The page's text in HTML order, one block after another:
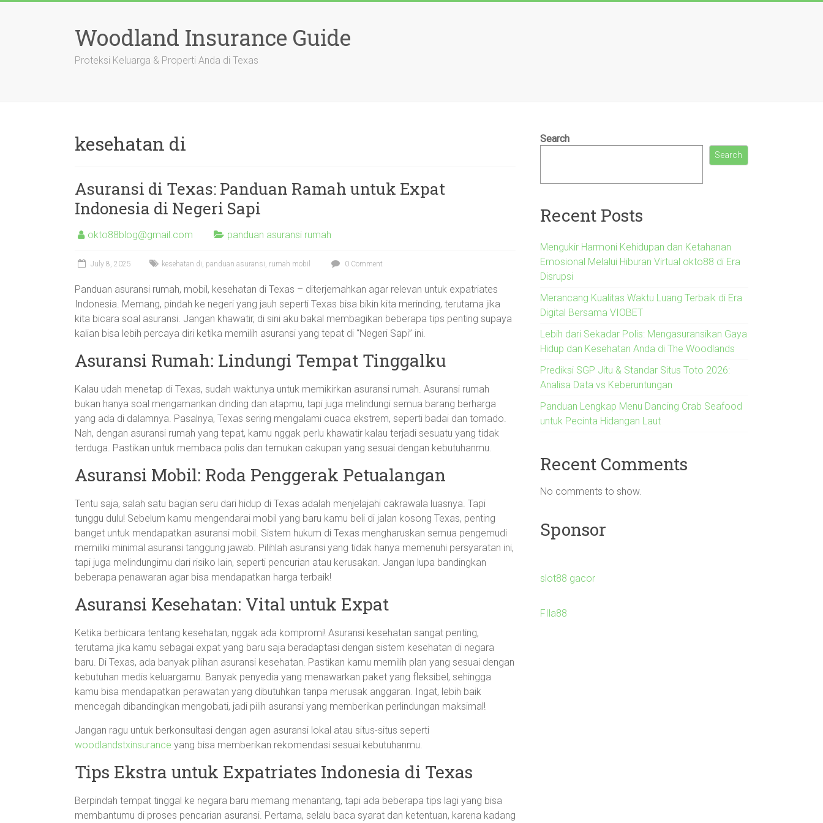
Woodland Insurance Guide
Proteksi Keluarga & Properti Anda di Texas
kesehatan di
Asuransi di Texas: Panduan Ramah untuk Expat
Indonesia di Negeri Sapi
okto88blog@gmail.com panduan asuransi rumah
July 8, 2025 kesehatan di, panduan asuransi, rumah mobil 0 Comment
Panduan asuransi rumah, mobil, kesehatan di Texas – diterjemahkan agar relevan untuk expatriates
Indonesia. Memang, pindah ke negeri yang jauh seperti Texas bisa bikin kita merinding, terutama jika
kita bicara soal asuransi. Jangan khawatir, di sini aku bakal membagikan beberapa tips penting supaya
kalian bisa lebih percaya diri ketika memilih asuransi yang tepat di “Negeri Sapi” ini.
Asuransi Rumah: Lindungi Tempat Tinggalku
Kalau udah menetap di Texas, sudah waktunya untuk memikirkan asuransi rumah. Asuransi rumah
bukan hanya soal mengamankan dinding dan atapmu, tapi juga melindungi semua barang berharga
yang ada di dalamnya. Pasalnya, Texas sering mengalami cuaca ekstrem, seperti badai dan tornado.
Nah, dengan asuransi rumah yang tepat, kamu nggak perlu khawatir kalau terjadi sesuatu yang tidak
terduga. Pastikan untuk membaca polis dan temukan cakupan yang sesuai dengan kebutuhanmu.
Asuransi Mobil: Roda Penggerak Petualangan
Tentu saja, salah satu bagian seru dari hidup di Texas adalah menjelajahi cakrawala luasnya. Tapi
tunggu dulu! Sebelum kamu mengendarai mobil yang baru kamu beli di jalan kosong Texas, penting
banget untuk mendapatkan asuransi mobil. Sistem hukum di Texas mengharuskan semua pengemudi
memiliki minimal asuransi tanggung jawab. Pilihlah asuransi yang tidak hanya memenuhi persyaratan ini,
tapi juga melindungimu dari risiko lain, seperti pencurian atau kerusakan. Jangan lupa bandingkan
beberapa penawaran agar bisa mendapatkan harga terbaik!
Asuransi Kesehatan: Vital untuk Expat
Ketika berbicara tentang kesehatan, nggak ada kompromi! Asuransi kesehatan sangat penting,
terutama jika kamu sebagai expat yang baru saja beradaptasi dengan sistem kesehatan di negara
baru. Di Texas, ada banyak pilihan asuransi kesehatan. Pastikan kamu memilih plan yang sesuai dengan
kebutuhan medis keluargamu. Banyak penyedia yang menawarkan paket yang fleksibel, sehingga
kamu bisa mendapatkan perawatan yang dibutuhkan tanpa merusak anggaran. Ingat, lebih baik
mencegah dibandingkan mengobati, jadi pilih asuransi yang memberikan perlindungan maksimal!
Jangan ragu untuk berkonsultasi dengan agen asuransi lokal atau situs-situs seperti
woodlandstxinsurance yang bisa memberikan rekomendasi sesuai kebutuhanmu.
Tips Ekstra untuk Expatriates Indonesia di Texas
Berpindah tempat tinggal ke negara baru memang menantang, tapi ada beberapa tips lagi yang bisa
membantumu di proses pencarian asuransi. Pertama, selalu baca syarat dan ketentuan, karena kadang
Search
Search
Recent Posts
Mengukir Harmoni Kehidupan dan Ketahanan
Emosional Melalui Hiburan Virtual okto88 di Era
Disrupsi
Merancang Kualitas Waktu Luang Terbaik di Era
Digital Bersama VIOBET
Lebih dari Sekadar Polis: Mengasuransikan Gaya
Hidup dan Kesehatan Anda di The Woodlands
Prediksi SGP Jitu & Standar Situs Toto 2026:
Analisa Data vs Keberuntungan
Panduan Lengkap Menu Dancing Crab Seafood
untuk Pecinta Hidangan Laut
Recent Comments
No comments to show.
Sponsor
slot88 gacor
FIla88